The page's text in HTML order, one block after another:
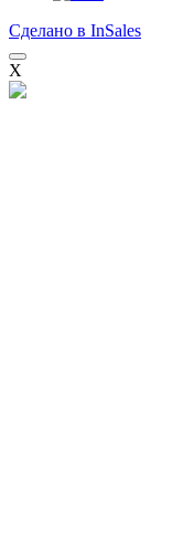
Сделано в InSales
X